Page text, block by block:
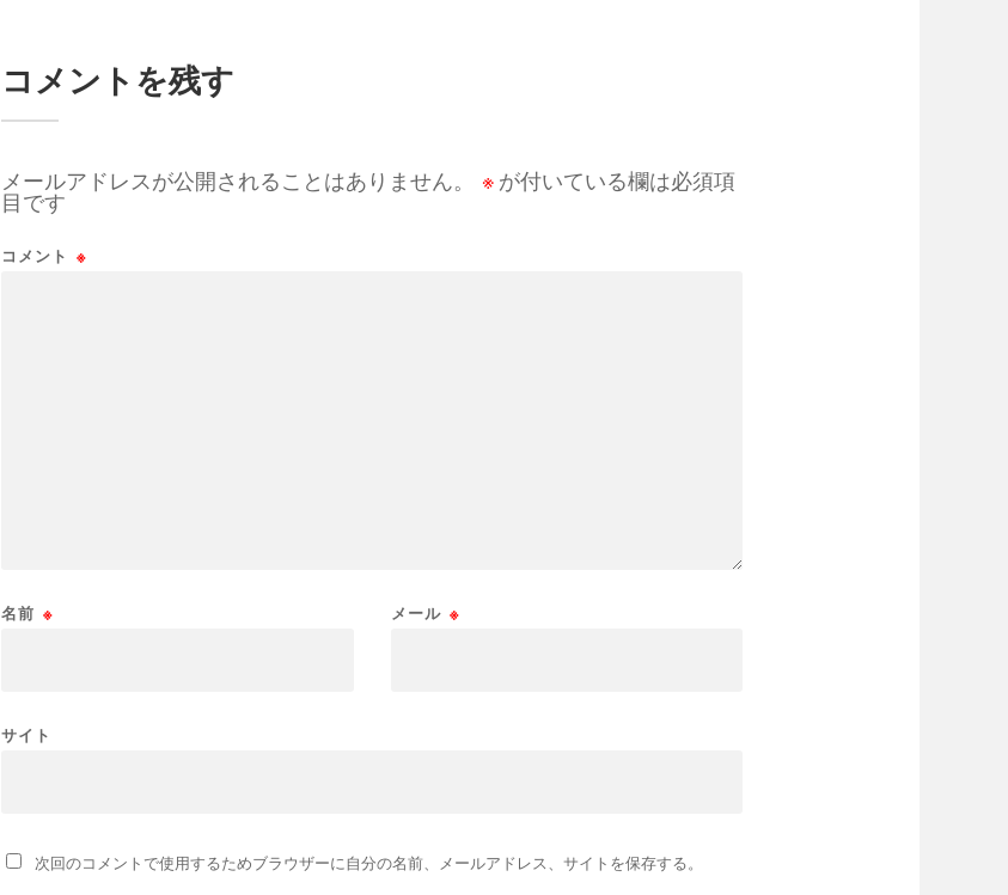
コメントを残す
メールアドレスが公開されることはありません。 ※ が付いている欄は必須項
目です
コメント ※
名前 ※ メール ※
サイト
次回のコメントで使用するためブラウザーに自分の名前、メールアドレス、サイトを保存する。